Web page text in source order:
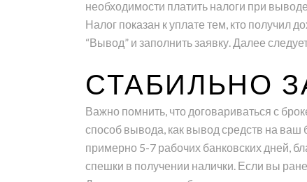
необходимости платить налоги при
Налог показан к уплате тем, кто получил
“Вывод” и заполнить заявку. Далее
СТАБИЛЬНО
Важно помнить, что договариваться с
способ вывода, как вывод средств на ваш
примерно 5-7 рабочих банковских дней,
спешки в получении налички. Если вы